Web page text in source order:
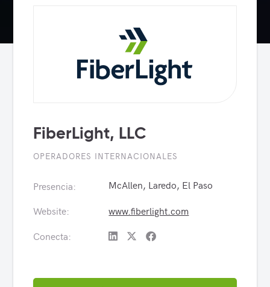
FiberLight, LLC
OPERADORES INTERNACIONALES
Presencia:
McAllen, Laredo, El Paso
Website:
www.fiberlight.com
Conecta: